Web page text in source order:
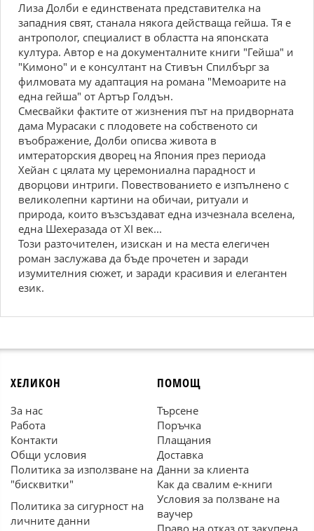
Лиза Долби е единствената представителка на
западния свят, станала някога действаща гейша. Тя е
антрополог, специалист в областта на японската
култура. Автор е на документалните книги "Гейша" и
"Кимоно" и е консултант на Стивън Спилбърг за
филмовата му адаптация на романа "Мемоарите на
една гейша" от Артър Голдън.
Смесвайки фактите от жизнения път на придворната
дама Мурасаки с плодовете на собственото си
въображение, Долби описва живота в
имтераторския дворец на Япония през периода
Хейан с цялата му церемониална парадност и
дворцови интриги. Повествованието е изпълнено с
великолепни картини на обичаи, ритуали и
природа, които възсъздават една изчезнала вселена,
една Шехеразада от XI век...
Този разточителен, изискан и на места елегичен
роман заслужава да бъде прочетен и заради
изумителния сюжет, и заради красивия и елегантен
език.
ХЕЛИКОН
За нас
Работа
Контакти
Общи условия
Политика за използване на
"бисквитки"
Политика за сигурност на
личните данни
ПОМОЩ
Търсене
Поръчка
Плащания
Доставка
Данни за клиента
Как да свалим е-книги
Условия за ползване на
ваучер
Право на отказ от закупена